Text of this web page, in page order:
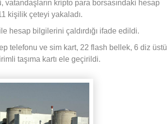
kripto para borsasındaki hesap
kişilik çeteyi yakaladı.
hesap bilgilerini çaldırdığı ifade edildi.
telefonu ve sim kart, 22 flash bellek, 6 diz üstü
taşıma kartı ele geçirildi.